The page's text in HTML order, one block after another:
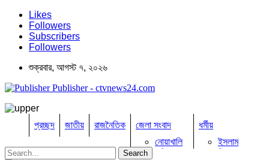
Likes
Followers
Subscribers
Followers
শুক্রবার, আগস্ট ৭, ২০২৬
Publisher - ctvnews24.com
প্রচ্ছদ জাতীয় রাজনৈতিক
জেলা সংবাদ
নোয়াখালি
ধর্মীয়
ইসলাম